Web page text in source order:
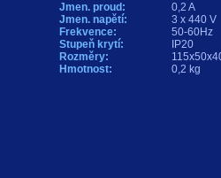
Jmen. proud:
0,2 A
Jmen. napětí:
3 x 440 V
Frekvence:
50-60Hz
Stupeň krytí:
IP20
Rozměry:
Hmotnost:
0,2 kg